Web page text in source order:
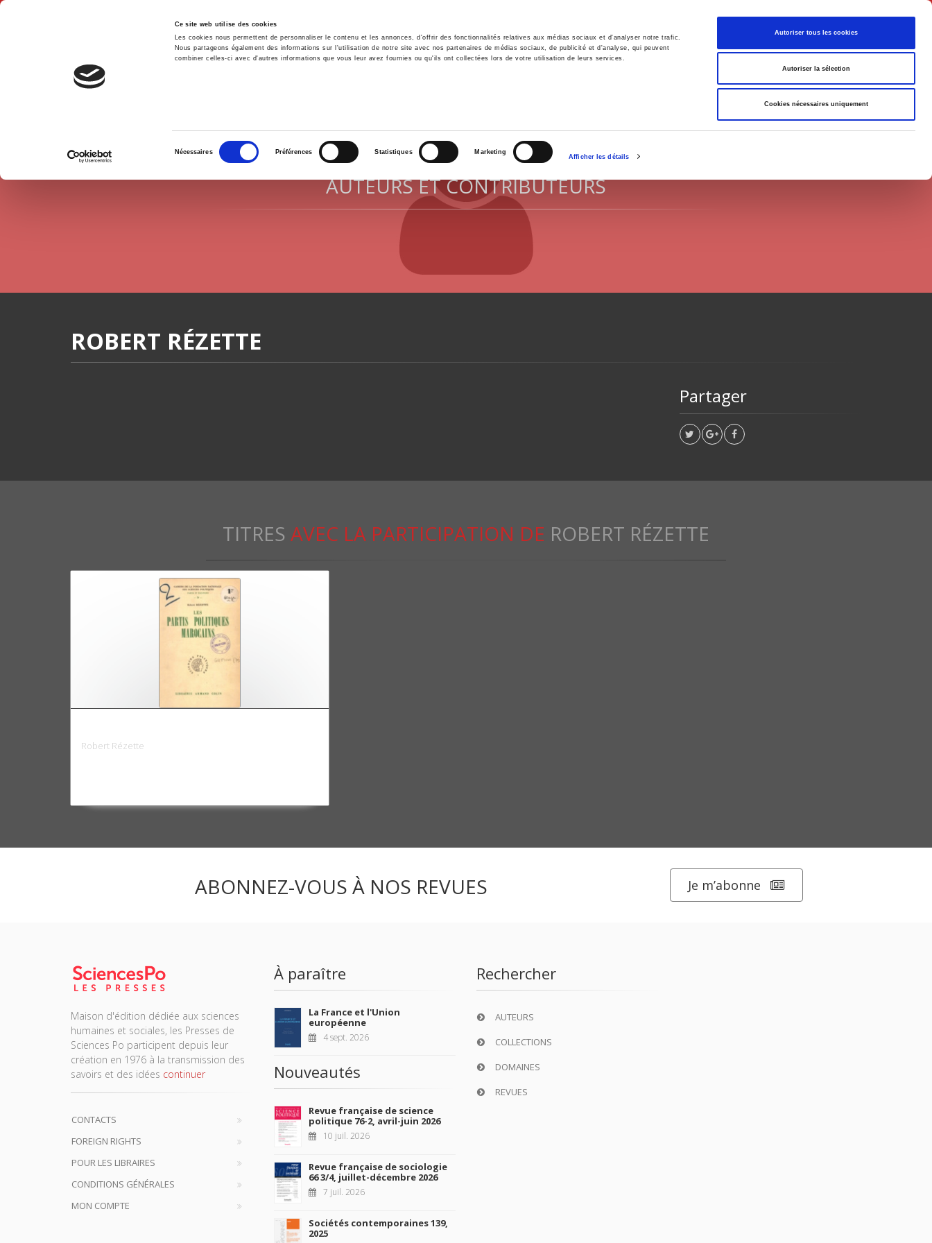
Ce site web utilise des cookies
Les cookies nous permettent de personnaliser le contenu et les annonces, d'offrir des fonctionnalités relatives aux médias sociaux et d'analyser notre trafic.
Nous partageons également des informations sur l'utilisation de notre site avec nos partenaires de médias sociaux, de publicité et d'analyse, qui peuvent
combiner celles-ci avec d'autres informations que vous leur avez fournies ou qu'ils ont collectées lors de votre utilisation de leurs services.
consentement
Nécessaires Préférences Statistiques Marketing
Afficher les détails
Autoriser tous les cookies
Autoriser la sélection
Cookies nécessaires uniquement
Français
Accueil Environnement Histoire International
AUTEURS ET CONTRIBUTEURS
ROBERT RÉZETTE
Partager
TITRES AVEC LA PARTICIPATION DE ROBERT RÉZETTE
Robert Rézette
ABONNEZ-VOUS À NOS REVUES Je m’abonne
Maison d'édition dédiée aux sciences
humaines et sociales, les Presses de
Sciences Po participent depuis leur
création en 1976 à la transmission des
savoirs et des idées continuer
CONTACTS
FOREIGN RIGHTS
POUR LES LIBRAIRES
CONDITIONS GÉNÉRALES
MON COMPTE
À paraître
La France et l'Union
européenne
4 sept. 2026
Nouveautés
Revue française de science
politique 76-2, avril-juin 2026
10 juil. 2026
Revue française de sociologie
66 3/4, juillet-décembre 2026
7 juil. 2026
Sociétés contemporaines 139,
2025
Rechercher
AUTEURS
COLLECTIONS
DOMAINES
REVUES